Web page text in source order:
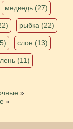
медведь (27)
рыбка (22)
слон (13)
(11)
»
»